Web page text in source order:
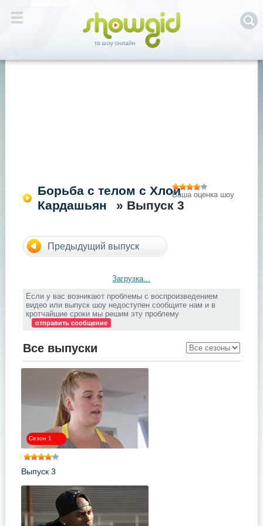
Борьба с телом с Хлои
Кардашьян
» Выпуск 3
Ваша оценка шоу
Предыдущий выпуск
Загрузка...
Если у вас возникают проблемы с воспроизведением
видео или выпуск шоу недоступен сообщите нам и в
кротчайшие сроки мы решим эту проблему
отправить сообщение
Все выпуски
Сезон 1
Выпуск 3